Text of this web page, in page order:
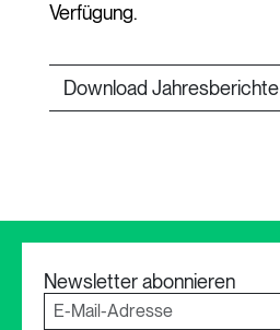
Verfügung.
Download Jahresberichte
Newsletter abonnieren